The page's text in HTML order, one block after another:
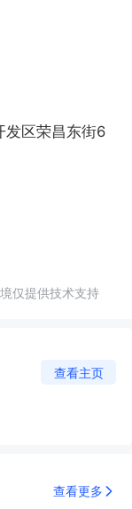
发区荣昌东街6
仅提供技术支持
查看主页
查看更多